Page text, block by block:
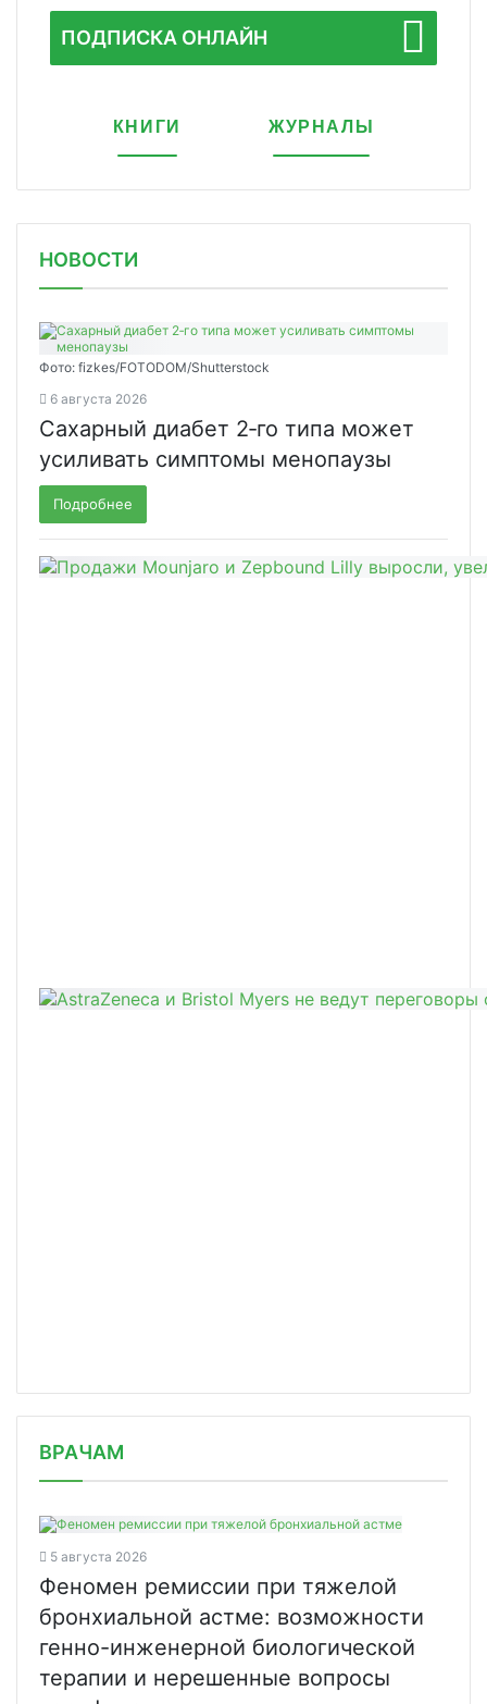
ПОДПИСКА ОНЛАЙН
КНИГИ ЖУРНАЛЫ
НОВОСТИ
Фото: fizkes/FOTODOM/Shutterstock
6 августа 2026
Сахарный диабет 2‑го типа может
усиливать симптомы менопаузы
Подробнее
ВРАЧАМ
5 августа 2026
Феномен ремиссии при тяжелой
бронхиальной астме: возможности
генно-инженерной биологической
терапии и нерешенные вопросы